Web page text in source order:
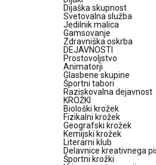
Dijaška skupnost
Svetovalna služba
Jedilnik malica
Gamsovanje
Zdravniška oskrba
DEJAVNOSTI
Prostovoljstvo
Animatorji
Glasbene skupine
Športni tabori
Raziskovalna dejavnost
KROŽKI
Biološki krožek
Fizikalni krožek
Geografski krožek
Kemijski krožek
Literarni klub
Delavnice kreativnega
Športni krožki